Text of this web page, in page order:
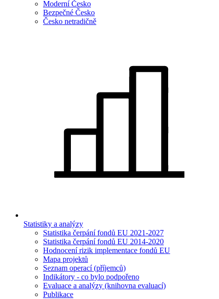
Moderní Česko
Bezpečné Česko
Česko netradičně
Statistiky a analýzy
Statistika čerpání fondů EU 2021-2027
Statistika čerpání fondů EU 2014-2020
Hodnocení rizik implementace fondů EU
Mapa projektů
Seznam operací (příjemců)
Indikátory - co bylo podpořeno
Evaluace a analýzy (knihovna evaluací)
Publikace